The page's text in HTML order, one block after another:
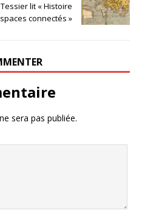
lit « Histoire
connectés »
sera pas publiée.